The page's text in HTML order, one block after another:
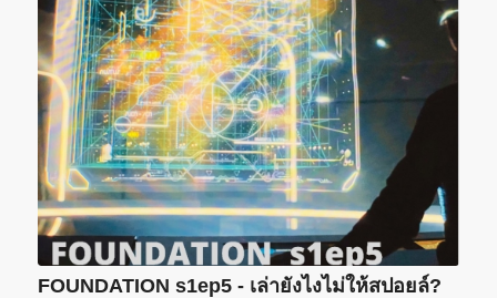
FOUNDATION s1ep5 - เล่ายังไงไม่ให้สปอยล์?